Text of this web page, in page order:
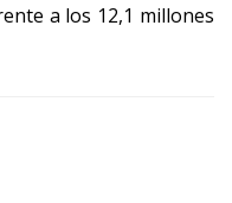
a los 12,1 millones